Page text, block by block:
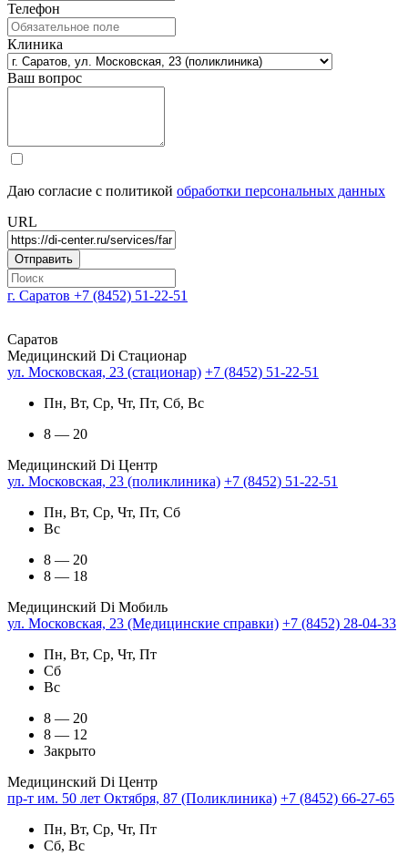
Телефон
Клиника
Ваш вопрос
Даю согласие с политикой обработки персональных данных
URL
г. Саратов +7 (8452) 51-22-51
Саратов
Медицинский Di Стационар
ул. Московская, 23 (стационар) +7 (8452) 51-22-51
Пн, Вт, Ср, Чт, Пт, Сб, Вс
8 — 20
Медицинский Di Центр
ул. Московская, 23 (поликлиника) +7 (8452) 51-22-51
Пн, Вт, Ср, Чт, Пт, Сб
Вс
8 — 20
8 — 18
Медицинский Di Мобиль
ул. Московская, 23 (Медицинские справки) +7 (8452) 28-04-33
Пн, Вт, Ср, Чт, Пт
Сб
Вс
8 — 20
8 — 12
Закрыто
Медицинский Di Центр
пр-т им. 50 лет Октября, 87 (Поликлиника) +7 (8452) 66-27-65
Пн, Вт, Ср, Чт, Пт
Сб, Вс